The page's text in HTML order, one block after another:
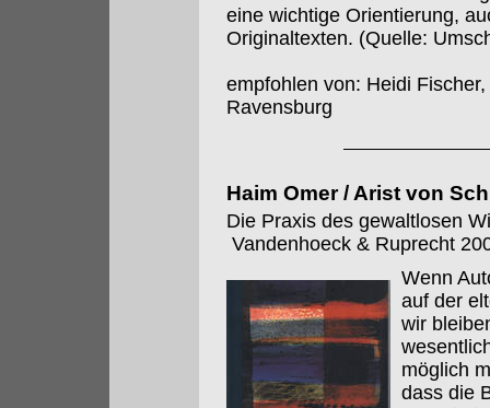
eine wichtige Orientierung,
Originaltexten. (Quelle:
empfohlen von: Heidi
Ravensburg
Haim Omer / Arist von
Die Praxis des gewaltlosen
Vandenhoeck & Ruprecht
Wenn
auf der
wir
möglich
dass die